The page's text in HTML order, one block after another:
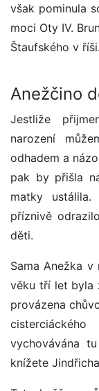
však pominula
moci Oty IV.
Štaufského v říši.
Anežčino
Jestliže
narození
odhadem a
pak by přišla
matky
příznivě
děti.
Sama Anežka
věku tří let byla
provázena
vychovávána
knížete